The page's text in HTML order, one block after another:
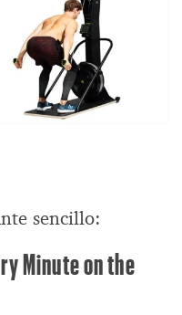
sencillo:
Minute on the